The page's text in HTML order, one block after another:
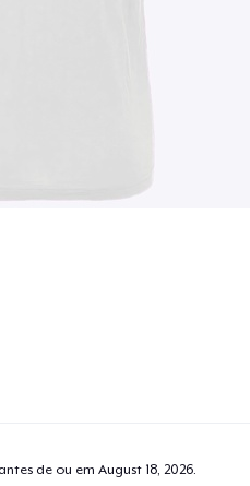
de ou em August 18, 2026.